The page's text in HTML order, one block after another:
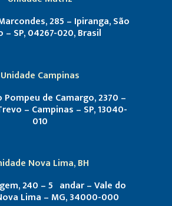
285 – Ipiranga, São
– SP, 04267-020, Brasil
Unidade Campinas
Pompeu de Camargo, 2370 –
– Campinas – SP, 13040-
010
Nova Lima, BH
240 – 5º andar – Vale do
Lima – MG, 34000-000